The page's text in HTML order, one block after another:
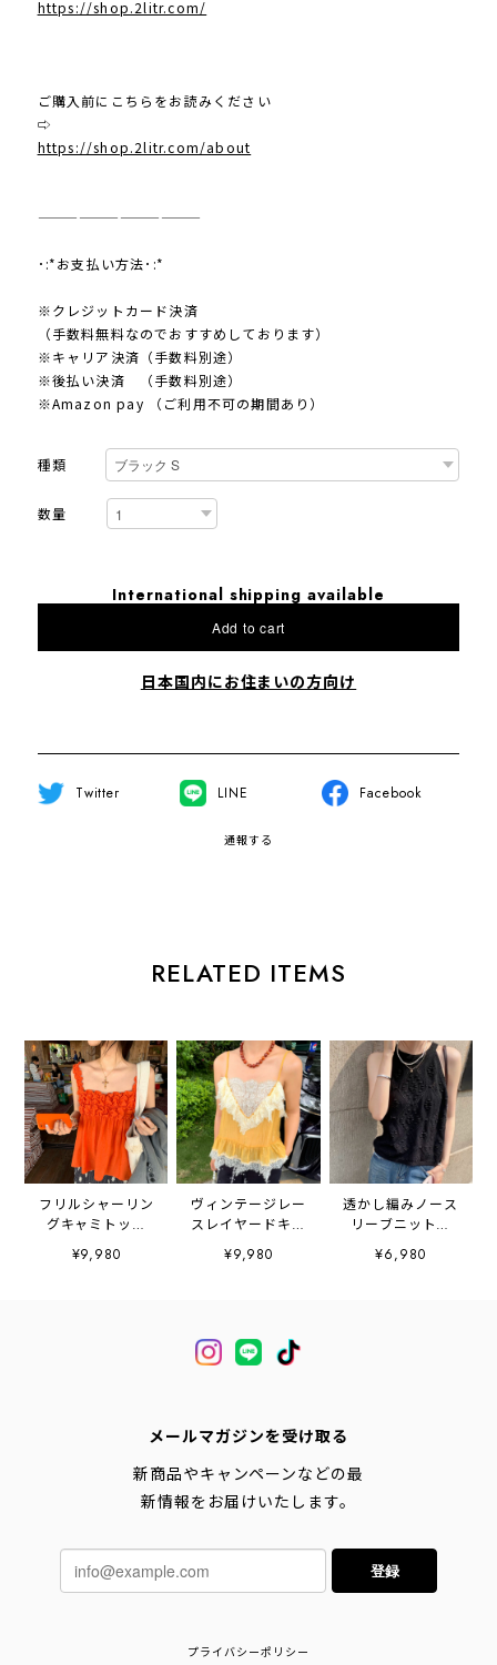
https://shop.2litr.com/
ご購入前にこちらをお読みください
⇨
https://shop.2litr.com/about
————————————
･:*お支払い方法･:*
※クレジットカード決済
（手数料無料なのでおすすめしております）
※キャリア決済（手数料別途）
※後払い決済 （手数料別途）
※Amazon pay （ご利用不可の期間あり）
種類
数量
International shipping available
Add to cart
日本国内にお住まいの方向け
Twitter LINE Facebook
通報する
RELATED ITEMS
フリルシャーリン
グキャミトップ
ス 2litr06258
¥9,980
ヴィンテージレー
スレイヤードキャ
ミソール
2litr06634
¥9,980
透かし編みノース
リーブニット
2litr06520
¥6,980
メールマガジンを受け取る
新商品やキャンペーンなどの最
新情報をお届けいたします。
登録
プライバシーポリシー